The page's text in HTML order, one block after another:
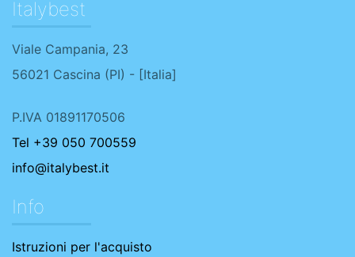
Italybest
Viale Campania, 23
56021 Cascina (PI) - [Italia]
P.IVA 01891170506
Tel +39 050 700559
info@italybest.it
Info
Istruzioni per l'acquisto